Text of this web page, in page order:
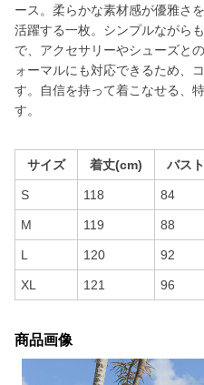
ース。柔らかな素材感が優雅さ
活躍する一枚。シンプルながら
で、アクセサリーやシューズと
ォーマルにも対応できるため、
す。自信を持って着こなせる、
す。
サイズ 着丈(cm) バス
S 118 84
M 119 88
L 120 92
XL 121 96
商品画像